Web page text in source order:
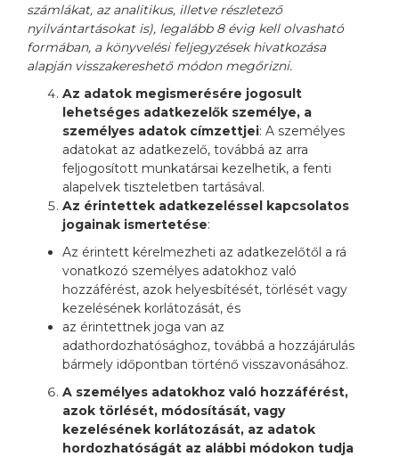
számlákat, az analitikus, illetve részletező
nyilvántartásokat is), legalább 8 évig kell olvasható
formában, a könyvelési feljegyzések hivatkozása
alapján visszakereshető módon megőrizni.
Az adatok megismerésére jogosult
lehetséges adatkezelők személye, a
személyes adatok címzettjei: A személyes
adatokat az adatkezelő, továbbá az arra
feljogosított munkatársai kezelhetik, a fenti
alapelvek tiszteletben tartásával.
Az érintettek adatkezeléssel kapcsolatos
jogainak ismertetése:
Az érintett kérelmezheti az adatkezelőtől a rá
vonatkozó személyes adatokhoz való
hozzáférést, azok helyesbítését, törlését vagy
kezelésének korlátozását, és
az érintettnek joga van az
adathordozhatósághoz, továbbá a hozzájárulás
bármely időpontban történő visszavonásához.
A személyes adatokhoz való hozzáférést,
azok törlését, módosítását, vagy
kezelésének korlátozását, az adatok
hordozhatóságát az alábbi módokon tudja